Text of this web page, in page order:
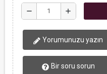
remove add
Yorumunuzu yazın
Bir soru sorun